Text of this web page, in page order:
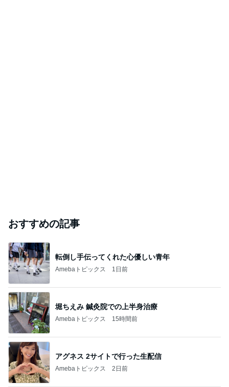
おすすめの記事
転倒し手伝ってくれた心優しい青年
Amebaトピックス 1日前
堀ちえみ 鍼灸院での上半身治療
Amebaトピックス 15時間前
アグネス 2サイトで行った生配信
Amebaトピックス 2日前